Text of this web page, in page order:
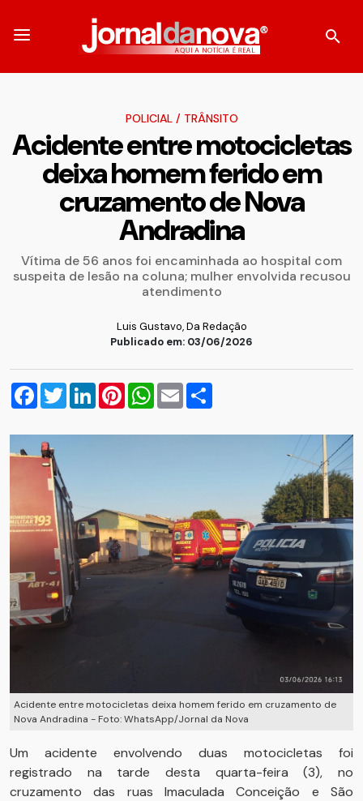
POLICIAL/ TRÂNSITO
Acidente entre motocicletas
deixa homem ferido em
cruzamento de Nova
Andradina
Vítima de 56 anos foi encaminhada ao hospital com
suspeita de lesão na coluna; mulher envolvida recusou
atendimento
Luis Gustavo, Da Redação
Publicado em: 03/06/2026
Facebook
TwitterLinkedInPinterestWhatsApp
Email
Acidente entre motocicletas deixa homem ferido em cruzamento de
Nova Andradina - Foto: WhatsApp/Jornal da Nova
Um acidente envolvendo duas motocicletas foi
registrado na tarde desta quarta-feira (3), no
cruzamento das ruas Imaculada Conceição e São